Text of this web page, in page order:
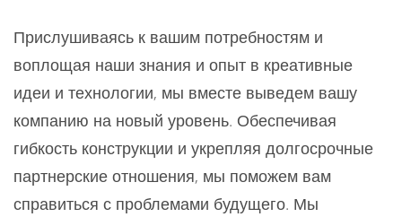
Прислушиваясь к вашим потребностям и
воплощая наши знания и опыт в креативные
идеи и технологии, мы вместе выведем вашу
компанию на новый уровень. Обеспечивая
гибкость конструкции и укрепляя долгосрочные
партнерские отношения, мы поможем вам
справиться с проблемами будущего. Мы